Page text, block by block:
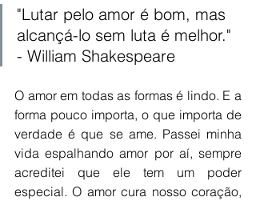
"Lutar pelo amor é bom, mas
alcançá-lo sem luta é melhor."
- William Shakespeare
O amor em todas as formas é lindo. E a
forma pouco importa, o que importa de
verdade é que se ame. Passei minha
vida espalhando amor por aí, sempre
acreditei que ele tem um poder
especial. O amor cura nosso coração,